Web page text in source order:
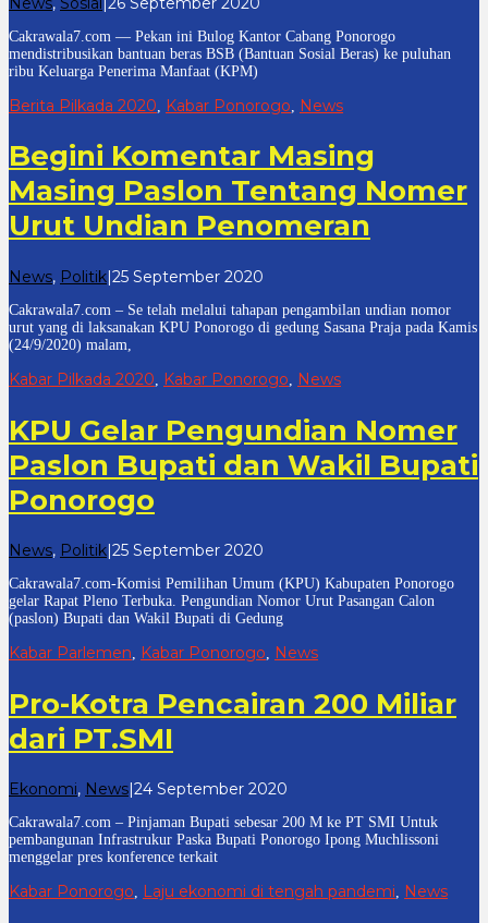
7
Cakrawala7.com — Pekan ini Bulog Kantor Cabang Ponorogo
mendistribusikan bantuan beras BSB (Bantuan Sosial Beras) ke puluhan
ribu Keluarga Penerima Manfaat (KPM)
Berita Pilkada 2020 Kabar Ponorogo News
Begini Komentar Masing
Masing Paslon Tentang Nomer
Urut Undian Penomeran
News, Politik|25 September 2020
7
Cakrawala7.com – Se telah melalui tahapan pengambilan undian nomor
urut yang di laksanakan KPU Ponorogo di gedung Sasana Praja pada Kamis
(24/9/2020) malam,
Kabar Pilkada 2020, Kabar Ponorogo, News
KPU Gelar Pengundian Nomer
Paslon Bupati dan Wakil Bupati
Ponorogo
News, Politik|25 September 2020
7
Cakrawala7.com-Komisi Pemilihan Umum (KPU) Kabupaten Ponorogo
gelar Rapat Pleno Terbuka. Pengundian Nomor Urut Pasangan Calon
(paslon) Bupati dan Wakil Bupati di Gedung
Kabar Parlemen, Kabar Ponorogo, News
Pro-Kotra Pencairan 200 Miliar
dari PT.SMI
Ekonomi, News 24 September 2020
7
Cakrawala7.com – Pinjaman Bupati sebesar 200 M ke PT SMI Untuk
pembangunan Infrastrukur Paska Bupati Ponorogo Ipong Muchlissoni
menggelar pres konference terkait
Kabar Ponorogo, Laju ekonomi di tengah pandemi, News